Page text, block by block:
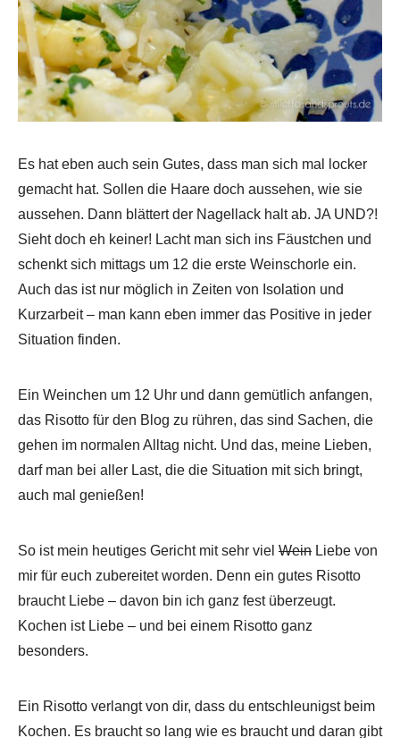
Es hat eben auch sein Gutes, dass man sich mal locker
gemacht hat. Sollen die Haare doch aussehen, wie sie
aussehen. Dann blättert der Nagellack halt ab. JA UND?!
Sieht doch eh keiner! Lacht man sich ins Fäustchen und
schenkt sich mittags um 12 die erste Weinschorle ein.
Auch das ist nur möglich in Zeiten von Isolation und
Kurzarbeit – man kann eben immer das Positive in jeder
Situation finden.
Ein Weinchen um 12 Uhr und dann gemütlich anfangen,
das Risotto für den Blog zu rühren, das sind Sachen, die
gehen im normalen Alltag nicht. Und das, meine Lieben,
darf man bei aller Last, die die Situation mit sich bringt,
auch mal genießen!
So ist mein heutiges Gericht mit sehr viel Wein Liebe von
mir für euch zubereitet worden. Denn ein gutes Risotto
braucht Liebe – davon bin ich ganz fest überzeugt.
Kochen ist Liebe – und bei einem Risotto ganz
besonders.
Ein Risotto verlangt von dir, dass du entschleunigst beim
Kochen. Es braucht so lang wie es braucht und daran gibt